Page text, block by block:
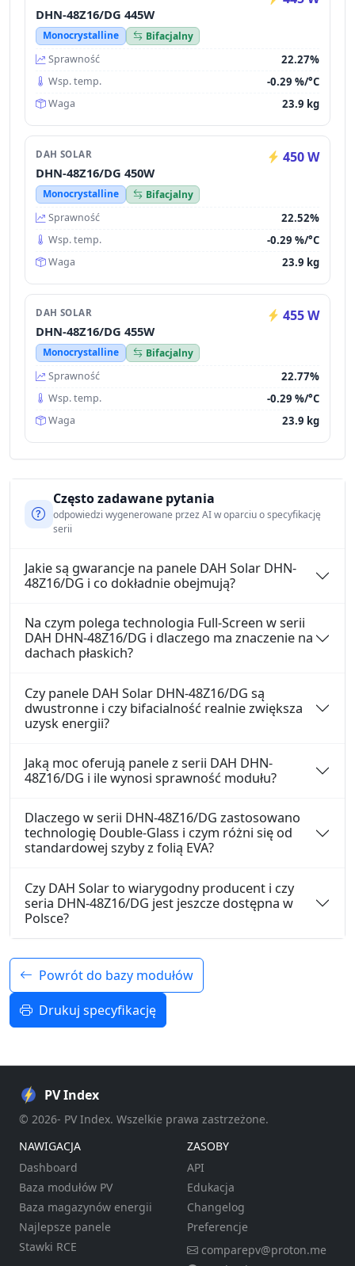
DHN-48Z16/DG 445W
Monocrystalline
Bifacjalny
Sprawność
22.27%
Wsp. temp. -0.29 %/°C
Waga 23.9 kg
DAH SOLAR 450 W
DHN-48Z16/DG 450W
Monocrystalline
Bifacjalny
Sprawność
22.52%
Wsp. temp. -0.29 %/°C
Waga 23.9 kg
DAH SOLAR 455 W
DHN-48Z16/DG 455W
Monocrystalline
Bifacjalny
Sprawność
22.77%
Wsp. temp. -0.29 %/°C
Waga 23.9 kg
Często zadawane pytania
odpowiedzi wygenerowane przez AI w oparciu o specyfikację
serii
Jakie są gwarancje na panele DAH Solar DHN-
48Z16/DG i co dokładnie obejmują?
Na czym polega technologia Full-Screen w serii
DAH DHN-48Z16/DG i dlaczego ma znaczenie na
dachach płaskich?
Czy panele DAH Solar DHN-48Z16/DG są
dwustronne i czy bifacialność realnie zwiększa
uzysk energii?
Jaką moc oferują panele z serii DAH DHN-
48Z16/DG i ile wynosi sprawność modułu?
Dlaczego w serii DHN-48Z16/DG zastosowano
technologię Double-Glass i czym różni się od
standardowej szyby z folią EVA?
Czy DAH Solar to wiarygodny producent i czy
seria DHN-48Z16/DG jest jeszcze dostępna w
Polsce?
Powrót do bazy modułów
Drukuj specyfikację
PV Index
© 2026- PV Index. Wszelkie prawa zastrzeżone.
NAWIGACJA
Dashboard
Baza modułów PV
Baza magazynów energii
Najlepsze panele
Stawki RCE
ZASOBY
API
Edukacja
Changelog
Preferencje
comparepv@proton.me